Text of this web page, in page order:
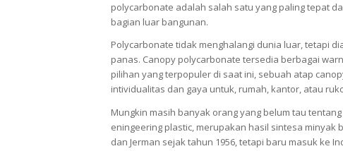
polycarbonate adalah salah satu yang paling tepat
bagian luar bangunan.
Polycarbonate tidak menghalangi dunia luar, tetapi
panas. Canopy polycarbonate tersedia berbagai
pilihan yang terpopuler di saat ini, sebuah atap
intividualitas dan gaya untuk, rumah, kantor, atau
Mungkin masih banyak orang yang belum tau
eningeering plastic, merupakan hasil sintesa minyak
dan Jerman sejak tahun 1956, tetapi baru masuk ke